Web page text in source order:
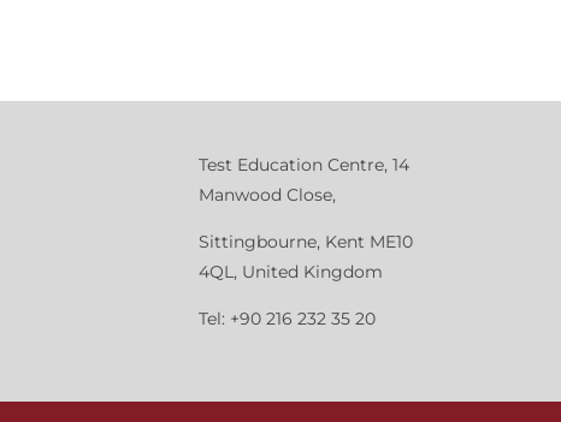
Test Education Centre, 14
Manwood Close,
Sittingbourne, Kent ME10
4QL, United Kingdom
Tel: +90 216 232 35 20